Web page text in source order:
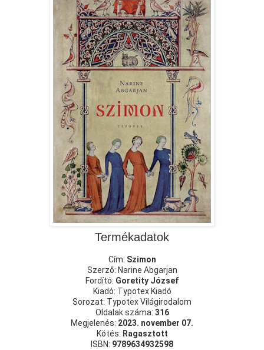
Termékadatok
Cím: Szimon
Szerző: Narine Abgarjan
Fordító: Goretity József
Kiadó: Typotex Kiadó
Sorozat: Typotex Világirodalom
Oldalak száma: 316
Megjelenés: 2023. november 07.
Kötés: Ragasztott
ISBN: 9789634932598